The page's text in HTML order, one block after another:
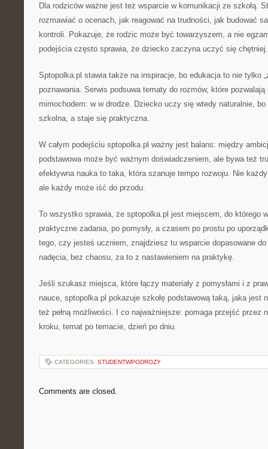
Dla rodziców ważne jest też wsparcie w komunikacji ze szkołą.
rozmawiać o ocenach, jak reagować na trudności, jak budować
kontroli. Pokazuje, że rodzic może być towarzyszem, a nie
podejścia często sprawia, że dziecko zaczyna uczyć się chętniej.
Sptopolka.pl stawia także na inspiracje, bo edukacja to nie tylko
poznawania. Serwis podsuwa tematy do rozmów, które pozwalają
mimochodem: w w drodze. Dziecko uczy się wtedy naturalnie,
szkolna, a staje się praktyczna.
W całym podejściu sptopolka.pl ważny jest balans: między
podstawowa może być ważnym doświadczeniem, ale bywa też
efektywna nauka to taka, która szanuje tempo rozwoju. Nie
ale każdy może iść do przodu.
To wszystko sprawia, że sptopolka.pl jest miejscem, do którego
praktyczne zadania, po pomysły, a czasem po prostu po
tego, czy jesteś uczniem, znajdziesz tu wsparcie dopasowane
nadęcia, bez chaosu, za to z nastawieniem na praktykę.
Jeśli szukasz miejsca, które łączy materiały z pomysłami i z
nauce, sptopolka.pl pokazuje szkołę podstawową taką, jaka jest
też pełną możliwości. I co najważniejsze: pomaga przejść przez
kroku, temat po temacie, dzień po dniu.
CATEGORIES: STUDENTWPODROZY
Comments are closed.